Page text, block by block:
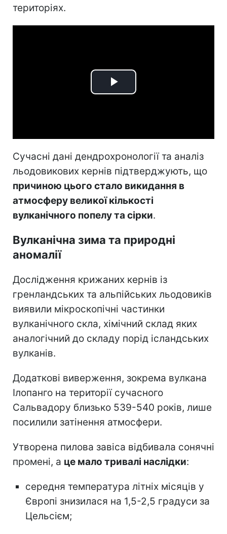
територіях.
Play
Сучасні дані дендрохронології та аналіз
льодовикових кернів підтверджують, що
причиною цього стало викидання в
атмосферу великої кількості
вулканічного попелу та сірки.
Вулканічна зима та природні
аномалії
Дослідження крижаних кернів із
гренландських та альпійських льодовиків
виявили мікроскопічні частинки
вулканічного скла, хімічний склад яких
аналогічний до складу порід ісландських
вулканів.
Додаткові виверження, зокрема вулкана
Ілопанго на території сучасного
Сальвадору близько 539-540 років, лише
посилили затінення атмосфери.
Утворена пилова завіса відбивала сонячні
промені, а це мало тривалі наслідки:
середня температура літніх місяців у
Європі знизилася на 1,5-2,5 градуси за
Цельсієм;